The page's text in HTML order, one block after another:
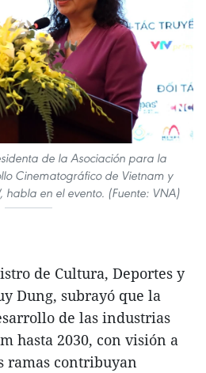
de la Asociación para la
Cinematográfico de Vietnam y
habla en el evento. (Fuente: VNA)
de Cultura, Deportes y
Dung, subrayó que la
de las industrias
hasta 2030, con visión a
ramas contribuyan